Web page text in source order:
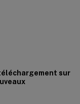
sur